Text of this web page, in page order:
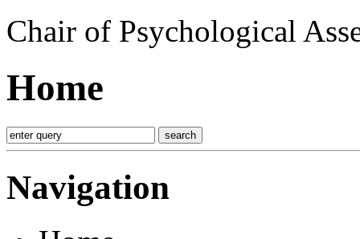
Chair of Psychological
Home
Navigation